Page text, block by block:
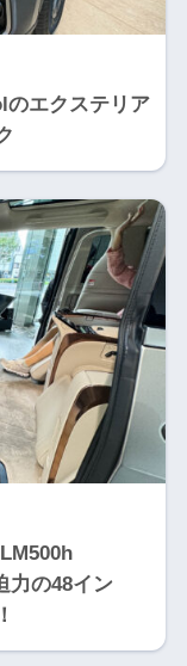
のエクステリア
力の48イン